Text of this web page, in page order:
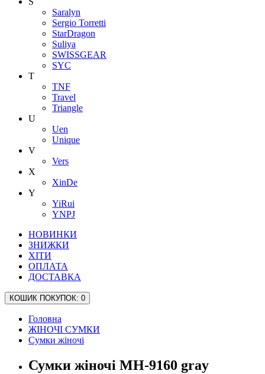
Saralyn
Sergio Torretti
StarDragon
Suliya
SWISSGEAR
SYC
T
TNF
Travel
Triangle
U
Uen
Unique
V
Vers
X
XinDe
Y
YiRui
YNPJ
НОВИНКИ
ЗНИЖКИ
ХІТИ
ОПЛАТА
ДОСТАВКА
КОШИК ПОКУПОК: 0
Головна
ЖІНОЧІ СУМКИ
Сумки жіночі
Сумки жіночі MH-9160 gray